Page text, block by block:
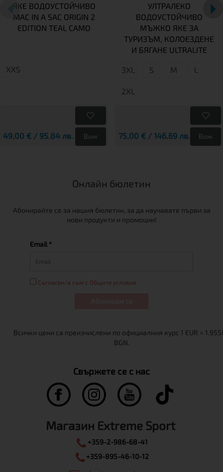
ЯКЕ ВОДОУСТОЙЧИВО
MAC IN A SAC ORIGIN 2
EDITION TEAL CAMO
XXS
49,00 € / 95.84 лв. Виж
УЛТРАЛЕКО
ВОДОУСТОЙЧИВО
МЪЖКО ЯКЕ ЗА
ТУРИЗЪМ, КОЛОЕЗДЕНЕ
И БЯГАНЕ ULTRALITE
3XL S М L
2XL
75,00 € / 146.69 лв. Виж
Онлайн бюлетин
Абонирайте се за нашия бюлетин, за да научавате първи за
нови продукти и промоции!
Email *
Съгласен/а съм с Общите условия
Свържете се с нас
Магазин Extreme Sport
+359-2-986-68-41
+359-895-46-10-12